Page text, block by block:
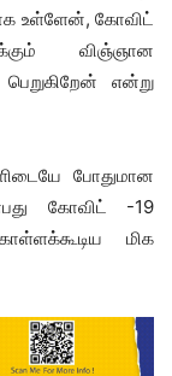
உள்ளேன், கோவிட்
விஞ்ஞான
பெறுகிறேன் என்று
போதுமான
கோவிட் -19
மிக